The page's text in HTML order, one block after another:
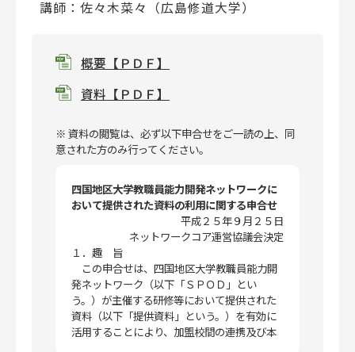
講師：佐々木菜々（広島修道大学）
概要【ＰＤＦ】
資料【ＰＤＦ】
※ 資料の閲覧は、必ず以下申合せをご一読の上、同
意された方のみ行ってください。
四国地区大学教職員能力開発ネットワークに
おいて提供された資料の利用に関する申合せ
平成２５年９月２５日
ネットワークコア運営協議会決定
１．趣 旨
この申合せは、四国地区大学教職員能力開
発ネットワーク（以下「ＳＰＯＤ」とい
う。）が主催する研修等において提供された
資料（以下「提供資料」という。）を有効に
活用することにより、加盟校間の連携及び本